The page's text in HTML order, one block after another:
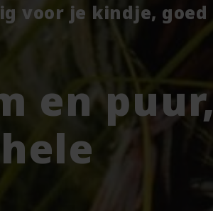
voor je kindje, goed
en puur,